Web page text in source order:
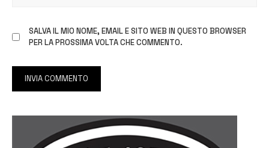
SALVA IL MIO NOME, EMAIL E SITO WEB IN QUESTO BROWSER
PER LA PROSSIMA VOLTA CHE COMMENTO.